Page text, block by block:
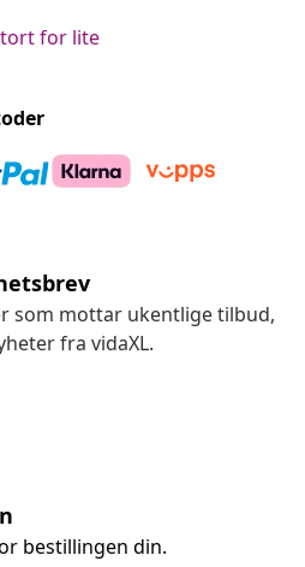
for lite
som mottar ukentlige tilbud,
fra vidaXL.
bestillingen din.